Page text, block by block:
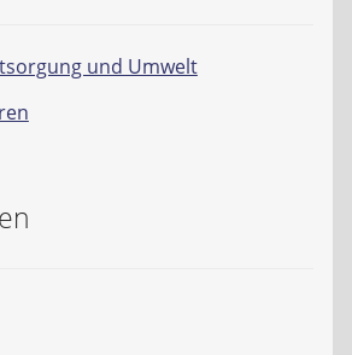
und Umwelt